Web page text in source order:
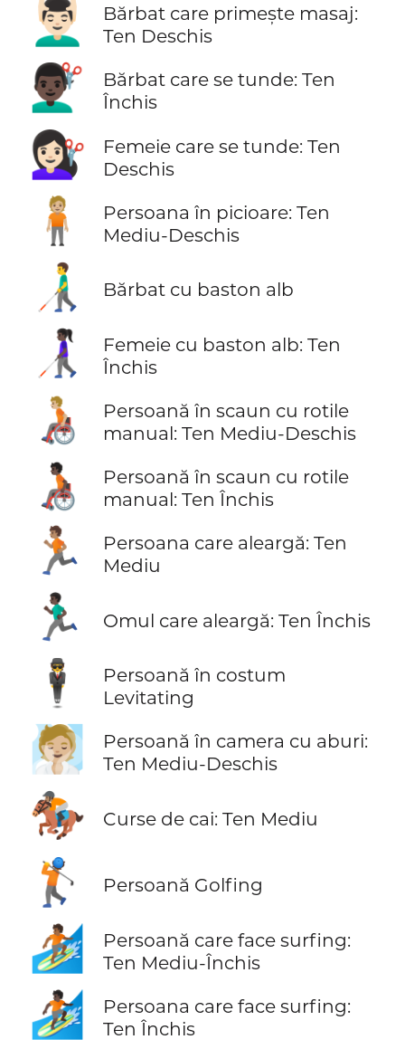
💆🏻‍♂️
Bărbat care primește masaj:
Ten Deschis
💇🏿‍♂️
Bărbat care se tunde: Ten
Închis
💇🏻‍♀️
Femeie care se tunde: Ten
Deschis
🧍🏼
Persoana în picioare: Ten
Mediu-Deschis
👨‍🦯 Bărbat cu baston alb
👩🏿‍🦯
Femeie cu baston alb: Ten
Închis
🧑🏼‍🦽
Persoană în scaun cu rotile
manual: Ten Mediu-Deschis
🧑🏿‍🦽
Persoană în scaun cu rotile
manual: Ten Închis
🏃🏽
Persoana care aleargă: Ten
Mediu
🏃🏿‍♂️ Omul care aleargă: Ten Închis
🕴️
Persoană în costum
Levitating
🧖🏼
Persoană în camera cu aburi:
Ten Mediu-Deschis
🏇🏽 Curse de cai: Ten Mediu
🏌️ Persoană Golfing
🏄🏾
Persoană care face surfing:
Ten Mediu-Închis
🏄🏿
Persoana care face surfing:
Ten Închis